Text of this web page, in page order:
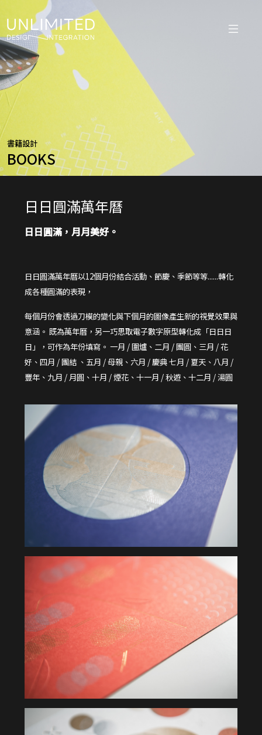
書籍設計
BOOKS
日日圓滿萬年曆
日日圓滿，月月美好 。
日日圓滿萬年曆以12個月份結合活動、節慶、季節等等......轉化
成各種圓滿的表現，
每個月份會透過刀模的變化與下個月的圖像產生新的視覺效果與
意涵。 既為萬年曆，另一巧思取電子數字原型轉化成「日日日
日」，可作為年份填寫。 一月 / 圍爐、二月 / 團圓、三月 / 花
好、四月 / 團結 、五月 / 母親、六月 / 慶典 七月 / 夏天、八月 /
豐年、九月 / 月圓、十月 / 煙花、十一月 / 秋遊、十二月 / 湯圓